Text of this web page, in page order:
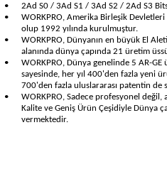
•
2Ad S0 / 3Ad S1 / 3Ad S2 / 2Ad S3
•
WORKPRO, Amerika Birleşik
olup 1992 yılında kurulmuştur.
•
WORKPRO, Dünyanın en büyük El
alanında dünya çapında 21 üretim
•
WORKPRO, Dünya genelinde 5 AR-
sayesinde, her yıl 400'den fazla yeni
700'den fazla uluslararası patentin de
•
WORKPRO, Sadece profesyonel değil,
Kalite ve Geniş Ürün Çeşidiyle Dünya
vermektedir.